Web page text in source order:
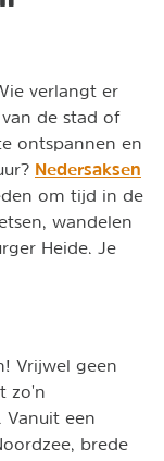
verlangt er
de stad of
ontspannen en
Nedersaksen
om tijd in de
wandelen
Heide. Je
Vrijwel geen
zo'n
Vanuit een
brede